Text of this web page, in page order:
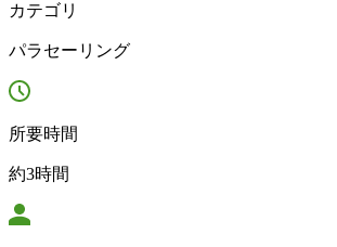
カテゴリ
パラセーリング
所要時間
約3時間